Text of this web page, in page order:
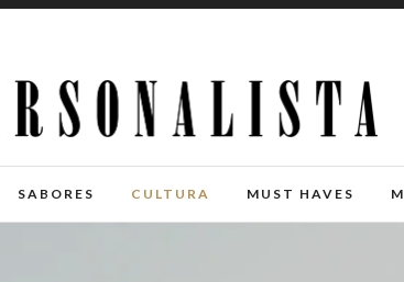
SABORES CULTURA MUST HAVES